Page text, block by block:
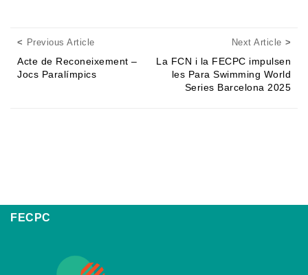
Posts navigation
Previous ArticlePrevious Article
Acte de Reconeixement –
Jocs Paralímpics
Next Article
La FCN i la FECPC impulsen
les Para Swimming World
Series Barcelona 2025
FECPC